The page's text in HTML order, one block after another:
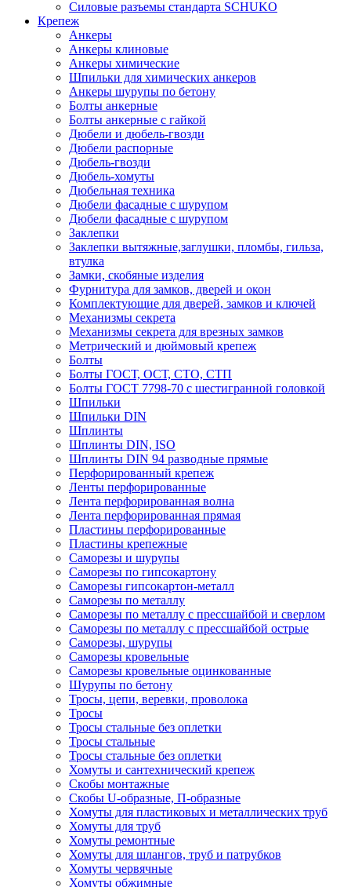
Силовые разъемы стандарта SCHUKO
Крепеж
Анкеры
Анкеры клиновые
Анкеры химические
Шпильки для химических анкеров
Анкеры шурупы по бетону
Болты анкерные
Болты анкерные с гайкой
Дюбели и дюбель-гвозди
Дюбели распорные
Дюбель-гвозди
Дюбель-хомуты
Дюбельная техника
Дюбели фасадные с шурупом
Дюбели фасадные с шурупом
Заклепки
Заклепки вытяжные,заглушки, пломбы, гильза,
втулка
Замки, скобяные изделия
Фурнитура для замков, дверей и окон
Комплектующие для дверей, замков и ключей
Механизмы секрета
Механизмы секрета для врезных замков
Метрический и дюймовый крепеж
Болты
Болты ГОСТ, ОСТ, СТО, СТП
Болты ГОСТ 7798-70 с шестигранной головкой
Шпильки
Шпильки DIN
Шплинты
Шплинты DIN, ISO
Шплинты DIN 94 разводные прямые
Перфорированный крепеж
Ленты перфорированные
Лента перфорированная волна
Лента перфорированная прямая
Пластины перфорированные
Пластины крепежные
Саморезы и шурупы
Саморезы по гипсокартону
Саморезы гипсокартон-металл
Саморезы по металлу
Саморезы по металлу с прессшайбой и сверлом
Саморезы по металлу с прессшайбой острые
Саморезы, шурупы
Саморезы кровельные
Саморезы кровельные оцинкованные
Шурупы по бетону
Тросы, цепи, веревки, проволока
Тросы
Тросы стальные без оплетки
Тросы стальные
Тросы стальные без оплетки
Хомуты и сантехнический крепеж
Скобы монтажные
Скобы U-образные, П-образные
Хомуты для пластиковых и металлических труб
Хомуты для труб
Хомуты ремонтные
Хомуты для шлангов, труб и патрубков
Хомуты червячные
Хомуты обжимные